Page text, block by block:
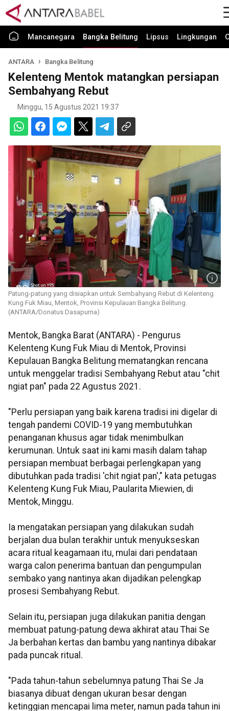
Mancanegara Bangka Belitung Lipsus Lingkungan
ANTARA Bangka Belitung
Kelenteng Mentok matangkan persiapan
Sembahyang Rebut
Minggu, 15 Agustus 2021 19:37
Patung-patung yang disiapkan untuk Sembahyang Rebut di Kelenteng
Kung Fuk Miau, Mentok, Provinsi Kepulauan Bangka Belitung.
(ANTARA/Donatus Dasapurna)
Mentok, Bangka Barat (ANTARA) - Pengurus
Kelenteng Kung Fuk Miau di Mentok, Provinsi
Kepulauan Bangka Belitung mematangkan rencana
untuk menggelar tradisi Sembahyang Rebut atau "chit
ngiat pan" pada 22 Agustus 2021.
"Perlu persiapan yang baik karena tradisi ini digelar di
tengah pandemi COVID-19 yang membutuhkan
penanganan khusus agar tidak menimbulkan
kerumunan. Untuk saat ini kami masih dalam tahap
persiapan membuat berbagai perlengkapan yang
dibutuhkan pada tradisi 'chit ngiat pan'," kata petugas
Kelenteng Kung Fuk Miau, Paularita Miewien, di
Mentok, Minggu.
Ia mengatakan persiapan yang dilakukan sudah
berjalan dua bulan terakhir untuk menyukseskan
acara ritual keagamaan itu, mulai dari pendataan
warga calon penerima bantuan dan pengumpulan
sembako yang nantinya akan dijadikan pelengkap
prosesi Sembahyang Rebut.
Selain itu, persiapan juga dilakukan panitia dengan
membuat patung-patung dewa akhirat atau Thai Se
Ja berbahan kertas dan bambu yang nantinya dibakar
pada puncak ritual.
"Pada tahun-tahun sebelumnya patung Thai Se Ja
biasanya dibuat dengan ukuran besar dengan
ketinggian mencapai lima meter, namun pada tahun ini